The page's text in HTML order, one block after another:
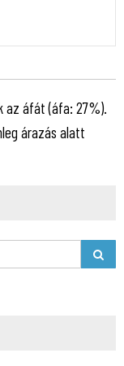
az áfát (áfa: 27%).
árazás alatt